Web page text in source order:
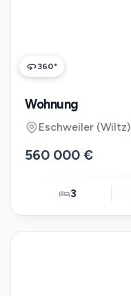
360°
Wohnung
Eschweiler (Wiltz)
560 000 €
3